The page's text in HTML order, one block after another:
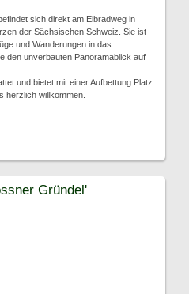
sich direkt am Elbradweg in
der Sächsischen Schweiz. Sie ist
und Wanderungen in das
den unverbauten Panoramablick auf
und bietet mit einer Aufbettung Platz
herzlich willkommen.
Gründel'